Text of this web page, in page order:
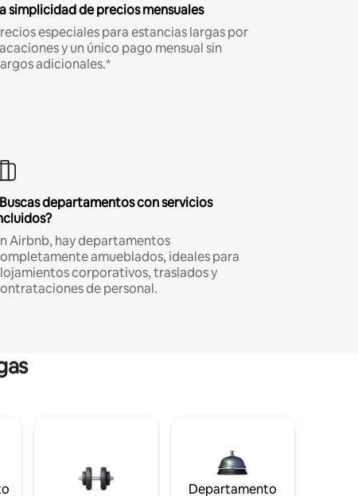
simplicidad de precios mensuales
especiales para estancias largas por
y un único pago mensual sin
adicionales.*
departamentos con servicios
Airbnb, hay departamentos
amueblados, ideales para
corporativos, traslados y
de personal.
Departamento